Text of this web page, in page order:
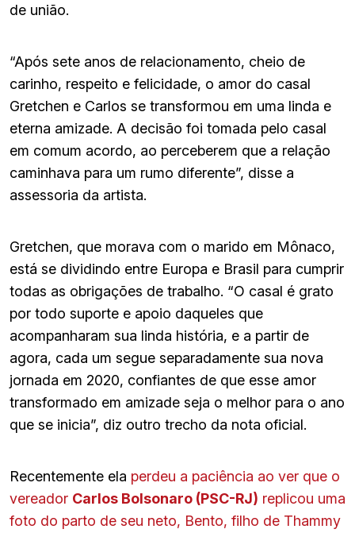
de união.
“Após sete anos de relacionamento, cheio de
carinho, respeito e felicidade, o amor do casal
Gretchen e Carlos se transformou em uma linda e
eterna amizade. A decisão foi tomada pelo casal
em comum acordo, ao perceberem que a relação
caminhava para um rumo diferente”, disse a
assessoria da artista.
Gretchen, que morava com o marido em Mônaco,
está se dividindo entre Europa e Brasil para cumprir
todas as obrigações de trabalho. “O casal é grato
por todo suporte e apoio daqueles que
acompanharam sua linda história, e a partir de
agora, cada um segue separadamente sua nova
jornada em 2020, confiantes de que esse amor
transformado em amizade seja o melhor para o ano
que se inicia”, diz outro trecho da nota oficial.
Recentemente ela perdeu a paciência ao ver que o
vereador Carlos Bolsonaro (PSC-RJ) replicou uma
foto do parto de seu neto, Bento, filho de Thammy